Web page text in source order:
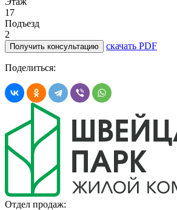
17
Подъезд
2
Получить консультацию скачать PDF
Поделиться:
Отдел продаж: